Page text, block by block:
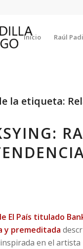
Inicio Raúl
la etiqueta:
El País titulado
y premeditada
en el artista